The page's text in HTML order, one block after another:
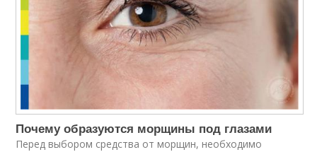
Почему образуются морщины под глазами
Перед выбором средства от морщин, необходимо